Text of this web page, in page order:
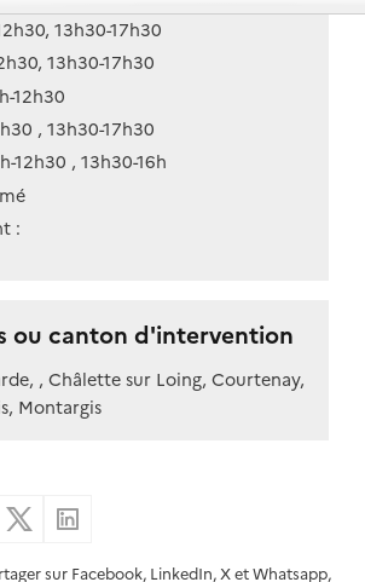
13h30-17h30
13h30-17h30
12h30
, 13h30-17h30
12h30 , 13h30-16h
:
ou canton d'intervention
, Châlette sur Loing, Courtenay,
Montargis
par email
Partager sur Facebook
Partager sur X
sur Facebook, LinkedIn, X et Whatsapp,